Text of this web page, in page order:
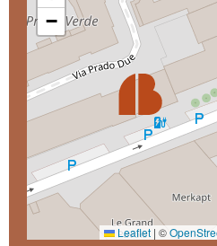
−
Leaflet | ©